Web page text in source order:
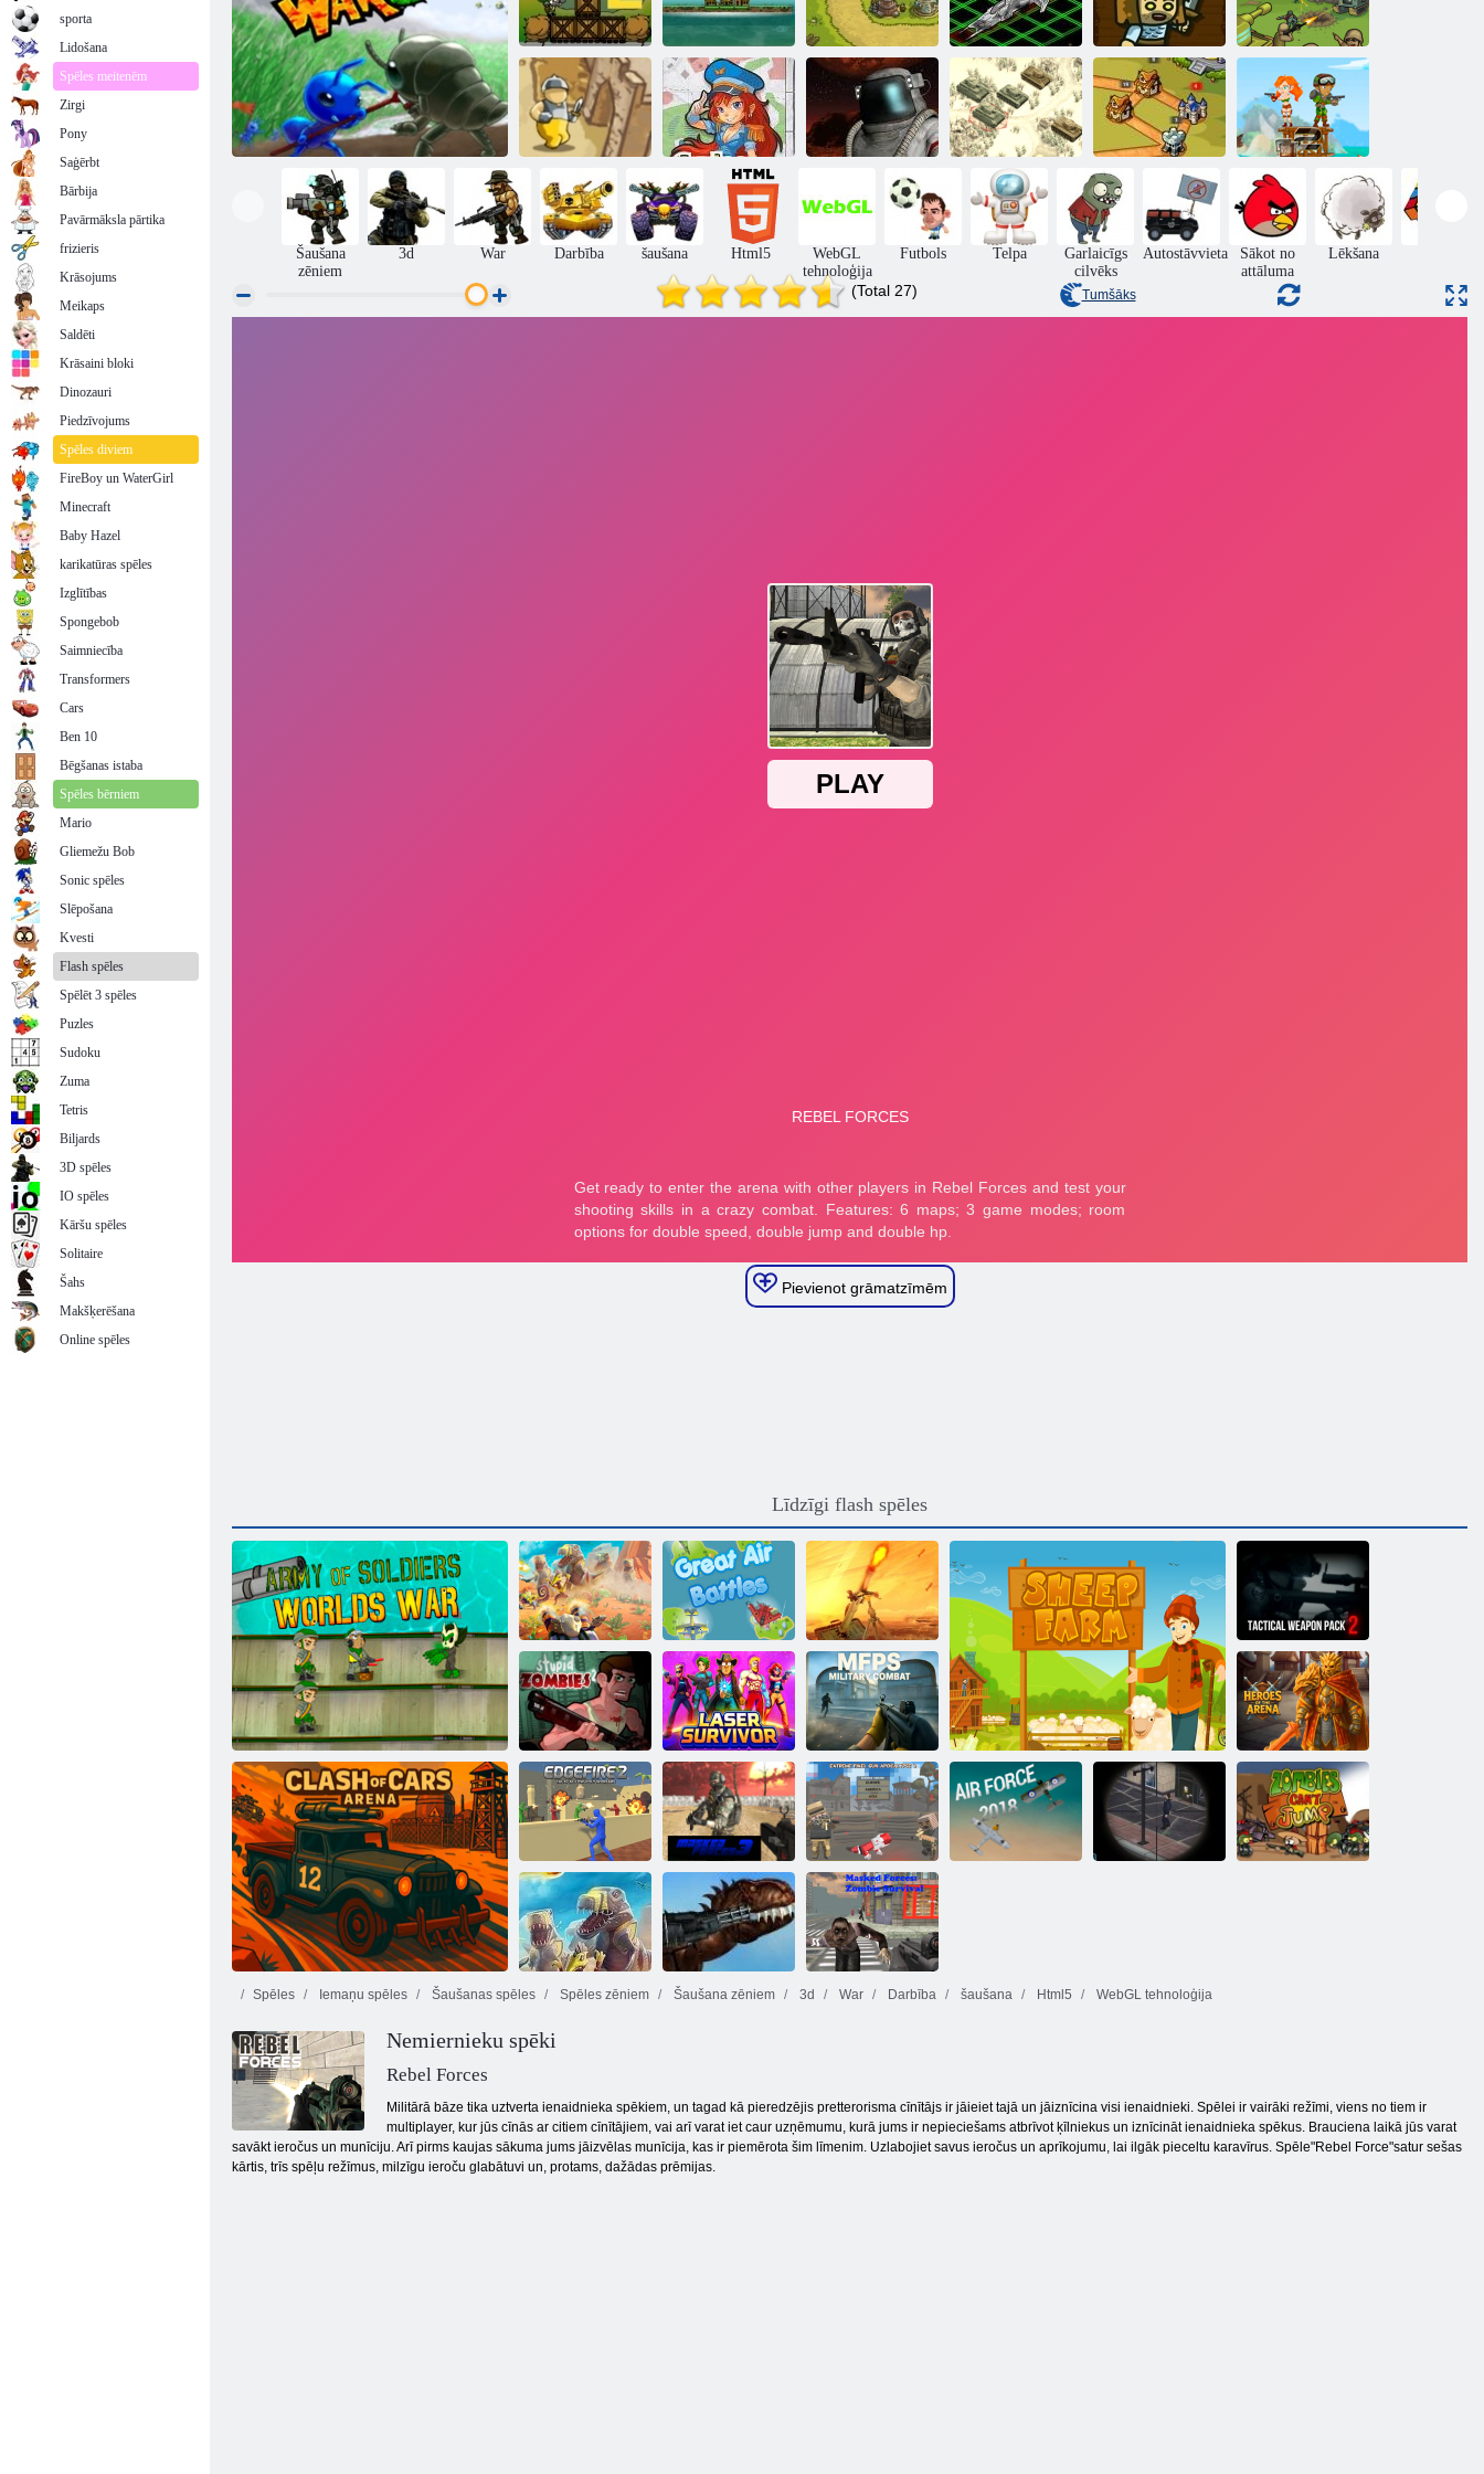
Pilsētas
aplenkums 2 -
kūrorta
aplenkums
Impērija salu Valstības steiga
Starpgalaktiku
Battleships
Milzīgs armija Blitz Taktika
No Crusader
aizsardzība
Cartoon
lidojums
1941. gada
iesaldēta
priekšpuse
Karaliskais
bruņinieks
Army of
Soldiers:
Resistance
Šaušana
zēniem
3d War Darbība šaušana Html5
WebGL
tehnoloģija
Futbols Telpa
Garlaicīgs
cilvēks
Autostāvvieta
Sākot no
attāluma
Lēkšana
(Total 27) Tumšāks
Pievienot grāmatzīmēm
Līdzīgi flash spēles
Armijas karavīru Pasauļu karš
Diena D:
Spēcīga
aizsardzība
Great gaisa
cīņām
Java. io
Taktiskā ieroča
pakete 2
Stulbi zombiji 2
Izdzīvojušais
lāzers
Automašīnu arēna sadursme
MFPS militārā
kauja
Arēnas varoņi
EdgeFire 2 Maskēti spēki 3
Ekstrēmā
pikseļu pistoles
apokalipse 3
D-Day: Rush -
Tower Defense
Spēles Iemaņu spēles Šaušanas spēles Spēles zēniem Šaušana zēniem 3d War Darbība šaušana Html5 WebGL tehnoloģija
Nemiernieku spēki
Rebel Forces
Militārā bāze tika uztverta ienaidnieka spēkiem, un tagad kā pieredzējis pretterorisma cīnītājs ir jāieiet tajā un jāiznīcina visi ienaidnieki. Spēlei ir vairāki režīmi, viens no tiem ir
multiplayer, kur jūs cīnās ar citiem cīnītājiem, vai arī varat iet caur uzņēmumu, kurā jums ir nepieciešams atbrīvot ķīlniekus un iznīcināt ienaidnieka spēkus. Brauciena laikā jūs varat
savākt ieročus un munīciju. Arī pirms kaujas sākuma jums jāizvēlas munīcija, kas ir piemērota šim līmenim. Uzlabojiet savus ieročus un aprīkojumu, lai ilgāk pieceltu karavīrus. Spēle"Rebel Force"satur sešas
kārtis, trīs spēļu režīmus, milzīgu ieroču glabātuvi un, protams, dažādas prēmijas.
sporta
Lidošana
Spēles meitenēm
Zirgi
Pony
Saģērbt
Bārbija
Pavārmāksla pārtika
frizieris
Krāsojums
Meikaps
Saldēti
Krāsaini bloki
Dinozauri
Piedzīvojums
Spēles diviem
FireBoy un WaterGirl
Minecraft
Baby Hazel
karikatūras spēles
Izglītības
Spongebob
Saimniecība
Transformers
Cars
Ben 10
Bēgšanas istaba
Spēles bērniem
Mario
Gliemežu Bob
Sonic spēles
Slēpošana
Kvesti
Flash spēles
Spēlēt 3 spēles
Puzles
Sudoku
Zuma
Tetris
Biljards
3D spēles
IO spēles
Kāršu spēles
Solitaire
Šahs
Makšķerēšana
Online spēles